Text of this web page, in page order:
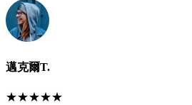
邁克爾T.
★★★★★